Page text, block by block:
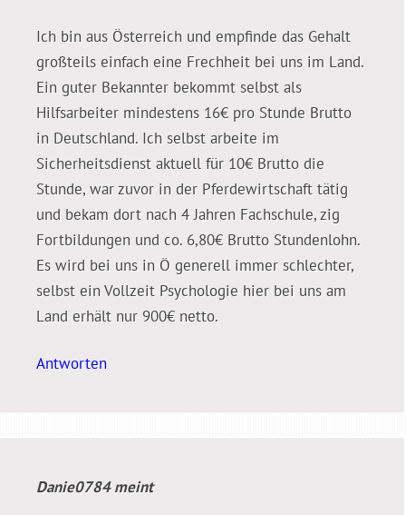
Ich bin aus Österreich und empfinde das Gehalt
großteils einfach eine Frechheit bei uns im Land.
Ein guter Bekannter bekommt selbst als
Hilfsarbeiter mindestens 16€ pro Stunde Brutto
in Deutschland. Ich selbst arbeite im
Sicherheitsdienst aktuell für 10€ Brutto die
Stunde, war zuvor in der Pferdewirtschaft tätig
und bekam dort nach 4 Jahren Fachschule, zig
Fortbildungen und co. 6,80€ Brutto Stundenlohn.
Es wird bei uns in Ö generell immer schlechter,
selbst ein Vollzeit Psychologie hier bei uns am
Land erhält nur 900€ netto.
Antworten
Danie0784meint